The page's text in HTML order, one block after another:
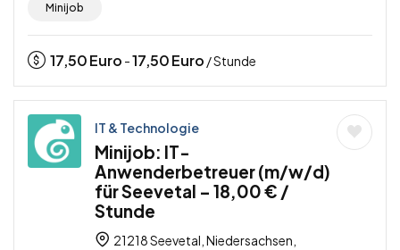
Minijob
17,50Euro -17,50Euro / Stunde
IT & Technologie
Minijob: IT-
Anwenderbetreuer (m/w/d)
für Seevetal – 18,00 € /
Stunde
21218 Seevetal, Niedersachsen,